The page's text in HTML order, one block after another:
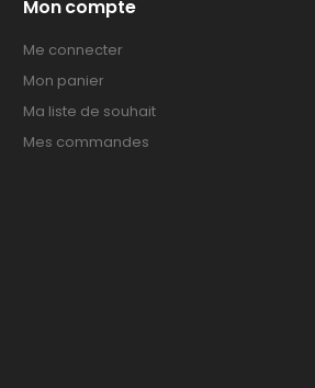
Mon compte
Me connecter
Mon panier
Ma liste de souhait
Mes commandes